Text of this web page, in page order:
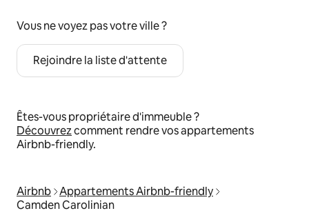
Vous ne voyez pas votre ville ?
Rejoindre la liste d'attente
Êtes-vous propriétaire d'immeuble ?
Découvrezcomment rendre vos appartements
Airbnb-friendly.
Airbnb Appartements Airbnb-friendly
Camden Carolinian